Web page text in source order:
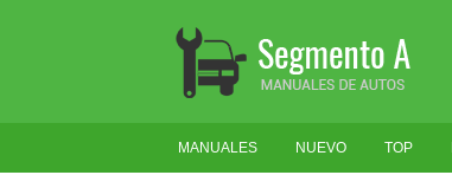
MANUALES NUEVO TOP